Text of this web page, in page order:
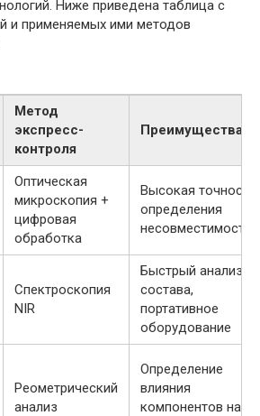
Ниже приведена таблица с
и применяемых ими методов
Метод
экспресс-
контроля
Преимущества
Оптическая
микроскопия +
цифровая
обработка
Высокая точность
определения
несовместимостей
Спектроскопия
NIR
Быстрый анализ
состава,
портативное
оборудование
Реометрический
анализ
Определение
влияния
компонентов на